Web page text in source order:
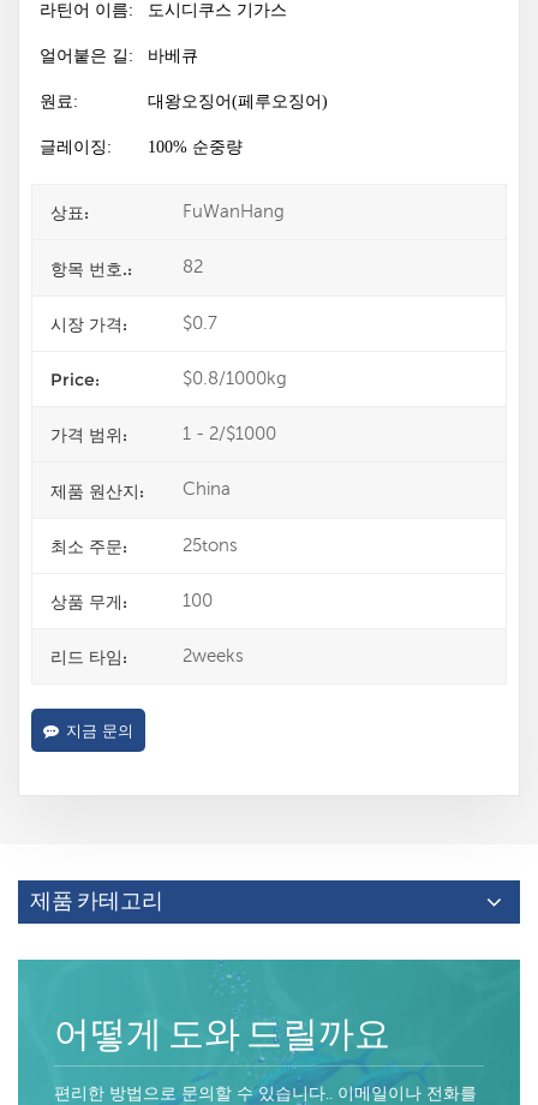
라틴어 이름: 도시디쿠스 기가스
얼어붙은 길: 바베큐
원료: 대왕오징어(페루오징어)
글레이징: 100% 순중량
상표: FuWanHang
항목 번호.: 82
시장 가격: $0.7
Price: $0.8/1000kg
가격 범위: 1 - 2/$1000
제품 원산지: China
최소 주문: 25tons
상품 무게: 100
리드 타임: 2weeks
지금 문의
제품 카테고리
어떻게 도와 드릴까요
편리한 방법으로 문의할 수 있습니다.. 이메일이나 전화를